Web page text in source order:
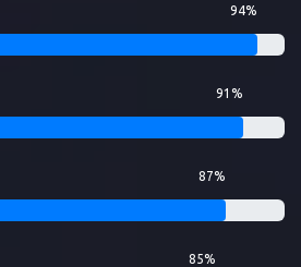
94%
91%
87%
85%